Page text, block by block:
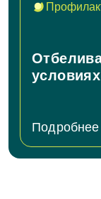
Подробнее
Телефон